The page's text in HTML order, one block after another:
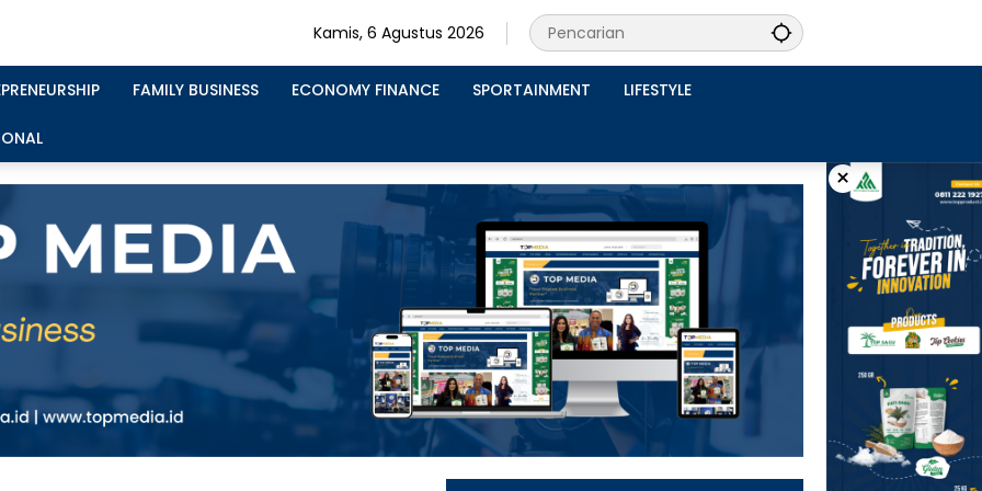
Kamis, 6 Agustus 2026
FAMILY BUSINESS ECONOMY FINANCE SPORTAINMENT LIFESTYLE
×